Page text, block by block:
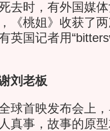
去时，有外国媒
《桃姐》收获了
英国记者用
刘老板
首映发布会上，
真事，故事的原